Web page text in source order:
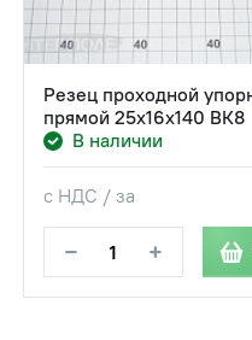
Резец проходной
прямой 25х16х140 ВК8
В наличии
с НДС / за
− +